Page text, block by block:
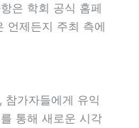
은 학회 공식 홈페
언제든지 주최 측에
가자들에게 유익
통해 새로운 시각